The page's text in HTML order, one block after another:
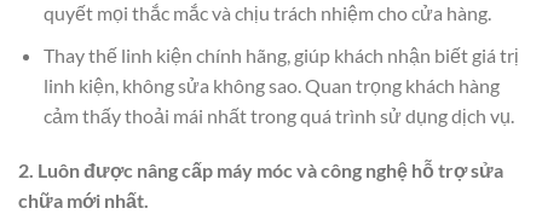
quyết mọi thắc mắc và chịu trách nhiệm cho cửa hàng.
Thay thế linh kiện chính hãng, giúp khách nhận biết giá trị
linh kiện, không sửa không sao. Quan trọng khách hàng
cảm thấy thoải mái nhất trong quá trình sử dụng dịch vụ.
2. Luôn được nâng cấp máy móc và công nghệ hỗ trợ sửa
chữa mới nhất.